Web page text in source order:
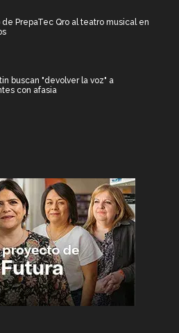
de PrepaTec Qro al teatro musical en
buscan "devolver la voz" a
con afasia